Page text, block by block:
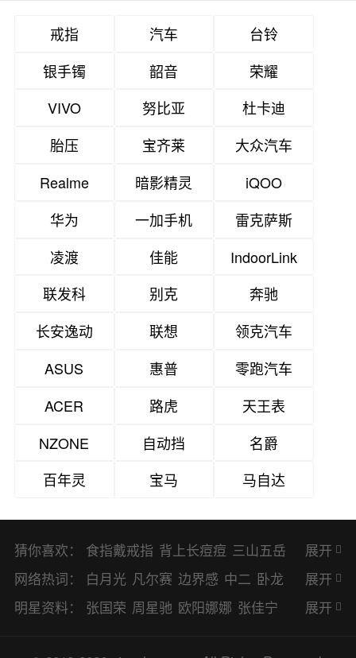
戒指 汽车
台铃
银手镯
韶音
荣耀
VIVO
努比亚
杜卡迪
胎压
宝齐莱
大众汽车
Realme
暗影精灵
iQOO
华为
一加手机
雷克萨斯
凌渡
佳能
IndoorLink
联发科
别克
奔驰
长安逸动
联想
领克汽车
ASUS
惠普
零跑汽车
ACER
路虎
天王表
NZONE
自动挡
名爵
百年灵
宝马 马自达
猜你喜欢： 食指戴戒指 背上长痘痘 三山五岳
避暑胜地
展开
网络热词：
白月光 凡尔赛 边界感 中二 卧龙
凤雏 二次元 KPI EMO CP BUG
展开
明星资料：
张国荣 周星驰 欧阳娜娜 张佳宁
展开